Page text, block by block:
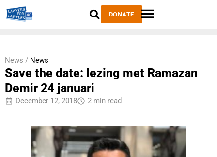
DONATE
News / News
Save the date: lezing met Ramazan
Demir 24 januari
December 12, 2018 2 min read